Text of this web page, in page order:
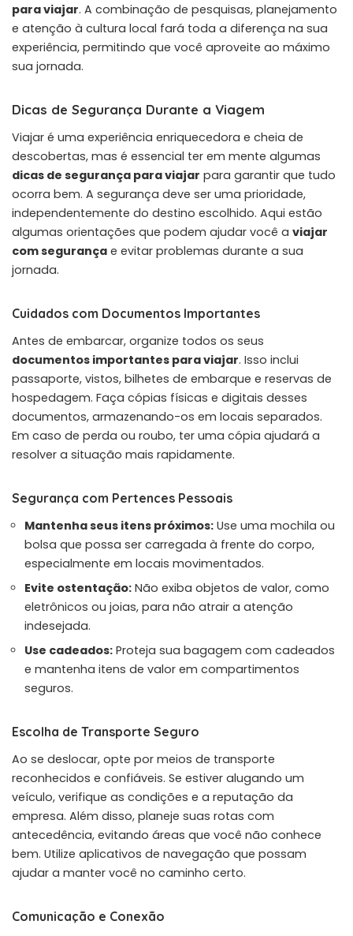
para viajar. A combinação de pesquisas, planejamento
e atenção à cultura local fará toda a diferença na sua
experiência, permitindo que você aproveite ao máximo
sua jornada.
Dicas de Segurança Durante a Viagem
Viajar é uma experiência enriquecedora e cheia de
descobertas, mas é essencial ter em mente algumas
dicas de segurança para viajar para garantir que tudo
ocorra bem. A segurança deve ser uma prioridade,
independentemente do destino escolhido. Aqui estão
algumas orientações que podem ajudar você a viajar
com segurança e evitar problemas durante a sua
jornada.
Cuidados com Documentos Importantes
Antes de embarcar, organize todos os seus
documentos importantes para viajar. Isso inclui
passaporte, vistos, bilhetes de embarque e reservas de
hospedagem. Faça cópias físicas e digitais desses
documentos, armazenando-os em locais separados.
Em caso de perda ou roubo, ter uma cópia ajudará a
resolver a situação mais rapidamente.
Segurança com Pertences Pessoais
Mantenha seus itens próximos: Use uma mochila ou
bolsa que possa ser carregada à frente do corpo,
especialmente em locais movimentados.
Evite ostentação: Não exiba objetos de valor, como
eletrônicos ou joias, para não atrair a atenção
indesejada.
Use cadeados: Proteja sua bagagem com cadeados
e mantenha itens de valor em compartimentos
seguros.
Escolha de Transporte Seguro
Ao se deslocar, opte por meios de transporte
reconhecidos e confiáveis. Se estiver alugando um
veículo, verifique as condições e a reputação da
empresa. Além disso, planeje suas rotas com
antecedência, evitando áreas que você não conhece
bem. Utilize aplicativos de navegação que possam
ajudar a manter você no caminho certo.
Comunicação e Conexão